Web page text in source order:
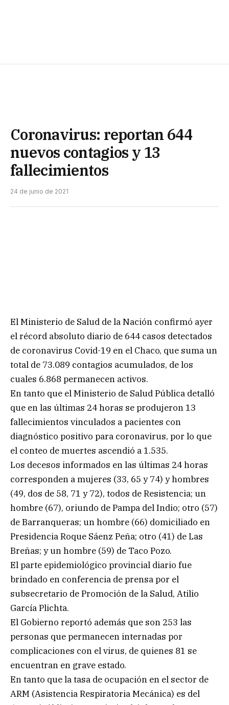
Coronavirus: reportan 644
nuevos contagios y 13
fallecimientos
24 de junio de 2021
El Ministerio de Salud de la Nación confirmó ayer
el récord absoluto diario de 644 casos detectados
de coronavirus Covid-19 en el Chaco, que suma un
total de 73.089 contagios acumulados, de los
cuales 6.868 permanecen activos.
En tanto que el Ministerio de Salud Pública detalló
que en las últimas 24 horas se produjeron 13
fallecimientos vinculados a pacientes con
diagnóstico positivo para coronavirus, por lo que
el conteo de muertes ascendió a 1.535.
Los decesos informados en las últimas 24 horas
corresponden a mujeres (33, 65 y 74) y hombres
(49, dos de 58, 71 y 72), todos de Resistencia; un
hombre (67), oriundo de Pampa del Indio; otro (57)
de Barranqueras; un hombre (66) domiciliado en
Presidencia Roque Sáenz Peña; otro (41) de Las
Breñas; y un hombre (59) de Taco Pozo.
El parte epidemiológico provincial diario fue
brindado en conferencia de prensa por el
subsecretario de Promoción de la Salud, Atilio
García Plichta.
El Gobierno reportó además que son 253 las
personas que permanecen internadas por
complicaciones con el virus, de quienes 81 se
encuentran en grave estado.
En tanto que la tasa de ocupación en el sector de
ARM (Asistencia Respiratoria Mecánica) es del